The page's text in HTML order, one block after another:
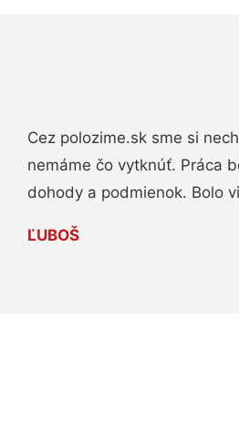
Cez polozime.sk sme si
nemáme čo vytknúť. Práca
dohody a podmienok. Bolo
ĽUBOŠ